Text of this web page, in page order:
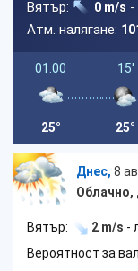
Вятър: 0 m/s -
Атм. налягане:
01:00
25°
15'
25°
Днес, 8
Вятър: 2 m/s -
Вероятност за